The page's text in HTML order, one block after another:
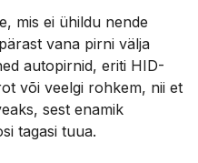
mis ei ühildu nende
vana pirni välja
autopirnid, eriti HID-
või veelgi rohkem, nii et
sest enamik
tagasi tuua.